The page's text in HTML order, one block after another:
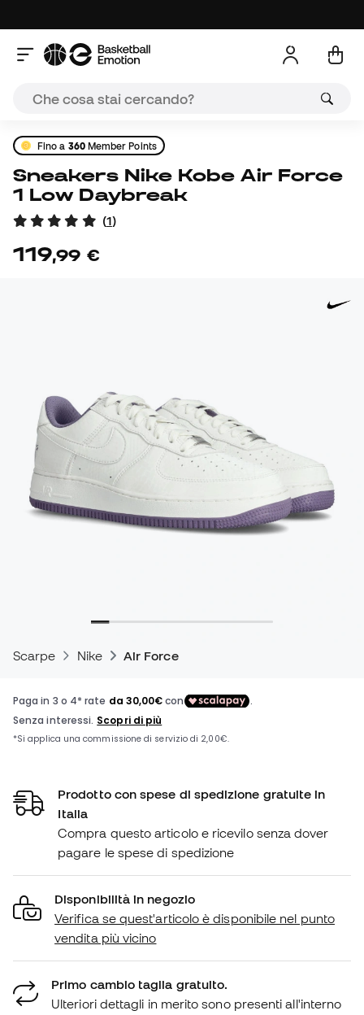
Fino a 360Member Points
Sneakers Nike Kobe Air Force
1 Low Daybreak
(1)
119,99 €
Scarpe Nike Air Force
Prodotto con spese di spedizione gratuite in
Italia
Compra questo articolo e ricevilo senza dover
pagare le spese di spedizione
Disponibilità in negozio
Verifica se quest'articolo è disponibile nel punto
vendita più vicino
Primo cambio taglia gratuito.
Ulteriori dettagli in merito sono presenti all'interno